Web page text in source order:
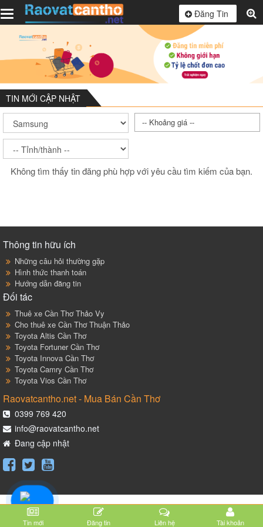
Đăng Tin
Toggle
navigation
TIN MỚI CẬP NHẬT
-- Khoảng giá --
Không tìm thấy tin đăng phù hợp với yêu cầu tìm kiếm của bạn.
Thông tin hữu ích
Những câu hỏi thường gặp
Hình thức thanh toán
Hướng dẫn đăng tin
Đối tác
Thuê xe Cần Thơ Thảo Vy
Cho thuê xe Cần Thơ Thuận Thảo
Toyota Altis Cần Thơ
Toyota Fortuner Cần Thơ
Toyota Innova Cần Thơ
Toyota Camry Cần Thơ
Toyota Vios Cần Thơ
Raovatcantho.net - Mua Bán Cần Thơ
0399 769 420
info@raovatcantho.net
Đang cập nhật
Tin mới Đăng tin Liên hệ Tài khoản